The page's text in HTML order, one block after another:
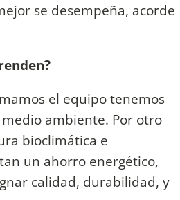
se desempeña, acorde
el equipo tenemos
ambiente. Por otro
bioclimática e
un ahorro energético,
calidad, durabilidad, y